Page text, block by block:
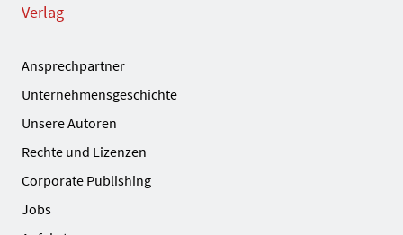
Verlag
Ansprechpartner
Unternehmensgeschichte
Unsere Autoren
Rechte und Lizenzen
Corporate Publishing
Jobs